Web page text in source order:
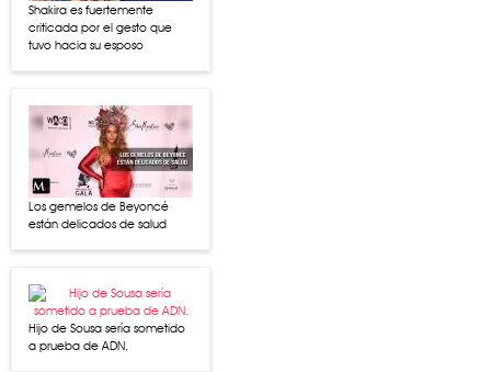
Shakira es fuertemente
criticada por el gesto que
tuvo hacia su esposo
Los gemelos de Beyoncé
están delicados de salud
Hijo de Sousa sería sometido
a prueba de ADN.